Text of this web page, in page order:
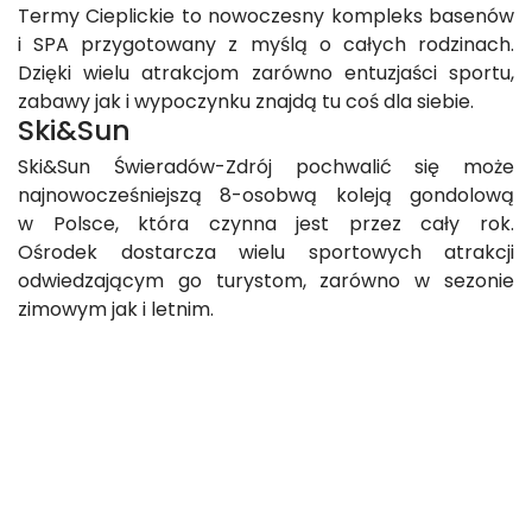
Termy Cieplickie to nowoczesny kompleks basenów
i SPA przygotowany z myślą o całych rodzinach.
Dzięki wielu atrakcjom zarówno entuzjaści sportu,
zabawy jak i wypoczynku znajdą tu coś dla siebie.
Ski&Sun
Ski&Sun Świeradów-Zdrój pochwalić się może
najnowocześniejszą 8-osobwą koleją gondolową
w Polsce, która czynna jest przez cały rok.
Ośrodek dostarcza wielu sportowych atrakcji
odwiedzającym go turystom, zarówno w sezonie
zimowym jak i letnim.